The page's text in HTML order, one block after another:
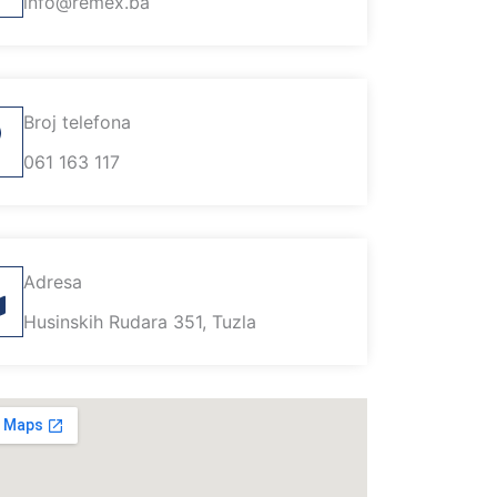
Broj telefona
061 163 117
Adresa
Husinskih Rudara 351, Tuzla